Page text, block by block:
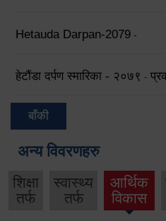
Hetauda Darpan-2079 -
हेटौंडा दर्पण स्मारिका - २०७९ -
बाँकी
अन्य विवरणहरु
शिक्षा
तर्फ
स्वास्थ्य
तर्फ
आर्थिक
विकास